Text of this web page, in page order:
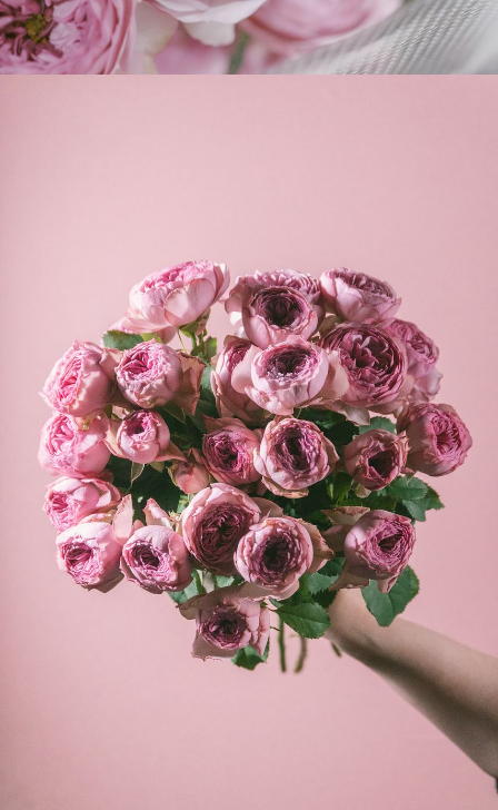
よくある質問
Q. 毎月自動でお花が届くサービスですか？
マトのアプリから変更可能です。
Q. 注文後にキャンセルできますか？
ご注文後一定時間内であればキャンセル可能です。